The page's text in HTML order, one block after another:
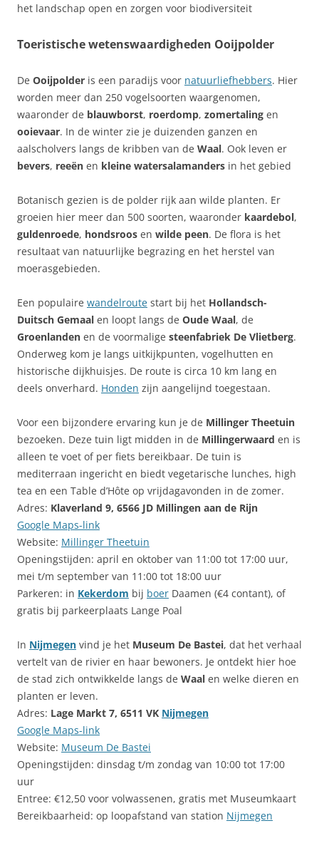
het landschap open en zorgen voor biodiversiteit
Toeristische wetenswaardigheden Ooijpolder
De Ooijpolder is een paradijs voor natuurliefhebbers. Hier
worden meer dan 250 vogelsoorten waargenomen,
waaronder de blauwborst, roerdomp, zomertaling en
ooievaar. In de winter zie je duizenden ganzen en
aalscholvers langs de kribben van de Waal. Ook leven er
bevers, reeën en kleine watersalamanders in het gebied
Botanisch gezien is de polder rijk aan wilde planten. Er
groeien hier meer dan 500 soorten, waaronder kaardebol,
guldenroede, hondsroos en wilde peen. De flora is het
resultaat van natuurlijke begrazing en het herstel van
moerasgebieden.
Een populaire wandelroute start bij het Hollandsch-
Duitsch Gemaal en loopt langs de Oude Waal, de
Groenlanden en de voormalige steenfabriek De Vlietberg.
Onderweg kom je langs uitkijkpunten, vogelhutten en
historische dijkhuisjes. De route is circa 10 km lang en
deels onverhard. Honden zijn aangelijnd toegestaan.
Voor een bijzondere ervaring kun je de Millinger Theetuin
bezoeken. Deze tuin ligt midden in de Millingerwaard en is
alleen te voet of per fiets bereikbaar. De tuin is
mediterraan ingericht en biedt vegetarische lunches, high
tea en een Table d’Hôte op vrijdagavonden in de zomer.
Adres: Klaverland 9, 6566 JD Millingen aan de Rijn
Google Maps-link
Website: Millinger Theetuin
Openingstijden: april en oktober van 11:00 tot 17:00 uur,
mei t/m september van 11:00 tot 18:00 uur
Parkeren: in Kekerdom bij boer Daamen (€4 contant), of
gratis bij parkeerplaats Lange Poal
In Nijmegen vind je het Museum De Bastei, dat het verhaal
vertelt van de rivier en haar bewoners. Je ontdekt hier hoe
de stad zich ontwikkelde langs de Waal en welke dieren en
planten er leven.
Adres: Lage Markt 7, 6511 VK Nijmegen
Google Maps-link
Website: Museum De Bastei
Openingstijden: dinsdag t/m zondag van 10:00 tot 17:00
uur
Entree: €12,50 voor volwassenen, gratis met Museumkaart
Bereikbaarheid: op loopafstand van station Nijmegen